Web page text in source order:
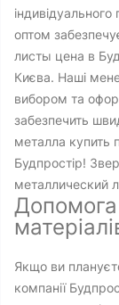
оптом
листы цена в
Києва. Наші
вибором та
забезпечить
металла купить
Будпростір!
металлический
Допомога
Якщо ви
компанії